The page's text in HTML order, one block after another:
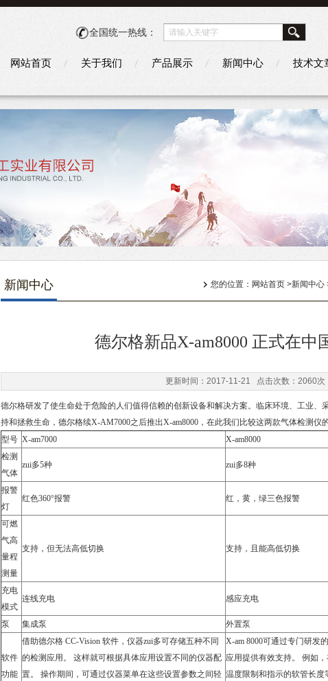
全国统一热线：
网站首页 关于我们 产品展示 新闻中心 技术文
新闻中心 您的位置： 网站首页 >新闻中心
德尔格新品X-am8000 正式在中
更新时间：2017-11-21 点击次数：2060次
德尔格研发了使生命处于危险的人们值得信赖的创新设备和解决方案。临床环境、工业、
持和拯救生命， 德尔格续X-AM7000之后推出X-am8000，在此我们比较这两款气体检测仪
型号 X-am7000
X-am8000
检测
气体
zui多5种 zui多8种
报警
灯
红色360°报警 红，黄，绿三色报警
可燃
气高
量程
测量
支持，但无法高低切换 支持，且能高低切换
充电
模式
连线充电 感应充电
泵 集成泵 外置泵
软件
功能
借助德尔格 CC-Vision 软件，仪器zui多可存储五种不同
的检测应用。 这样就可根据具体应用设置不同的仪器配
置。 操作期间，可通过仪器菜单在这些设置参数之间轻
X-am 8000可通过专门研发
应用提供有效支持。 例如
温度限制和指示的软管长